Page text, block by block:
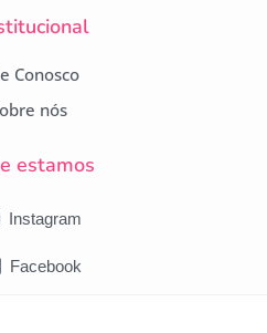
Conosco
nós
estamos
Instagram
Facebook